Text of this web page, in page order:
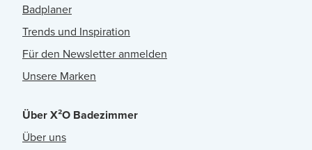
Badplaner
Trends und Inspiration
Für den Newsletter anmelden
Unsere Marken
Über X²O Badezimmer
Über uns